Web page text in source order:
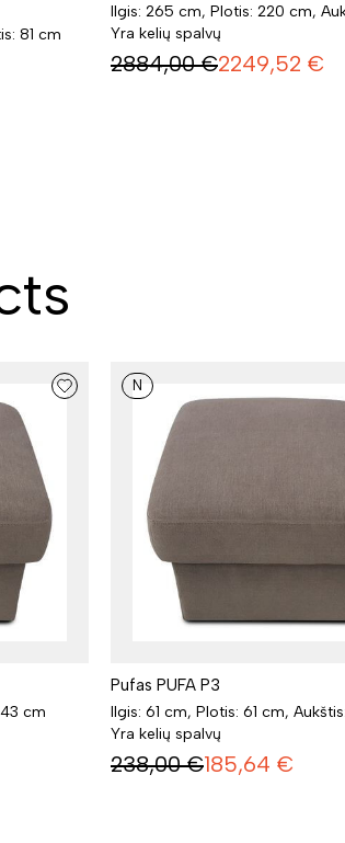
81 cm
Ilgis: 265 cm, Plotis: 220 cm,
Yra kelių spalvų
2884,00 €2249,52 €
cm
N
Pufas PUFA P3
Ilgis: 61 cm, Plotis: 61 cm,
Yra kelių spalvų
238,00 €185,64 €